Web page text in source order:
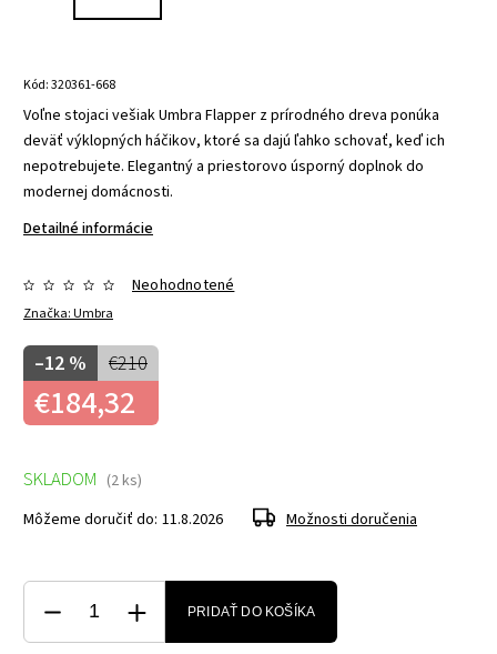
Kód:320361-668
Voľne stojaci vešiak Umbra Flapper z prírodného dreva ponúka
deväť výklopných háčikov, ktoré sa dajú ľahko schovať, keď ich
nepotrebujete. Elegantný a priestorovo úsporný doplnok do
modernej domácnosti.
Detailné informácie
Značka:Umbra
Neohodnotené
€210
–12 %
€184,32
SKLADOM (2 ks)
Môžeme doručiť do: 11.8.2026 Možnosti doručenia
PRIDAŤ DO KOŠÍKA